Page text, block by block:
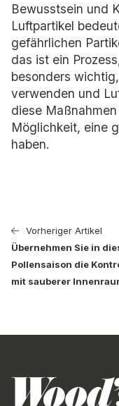
Bewusstsein und
Luftpartikel
gefährlichen
das ist ein
besonders
verwenden und
diese
Möglichkeit, eine
haben.
Vorheriger Artikel
Übernehmen Sie in
Pollensaison die
mit sauberer